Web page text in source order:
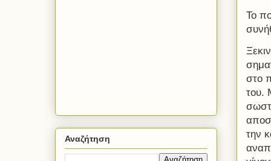
Το
στο
του.
την
Αναζήτηση